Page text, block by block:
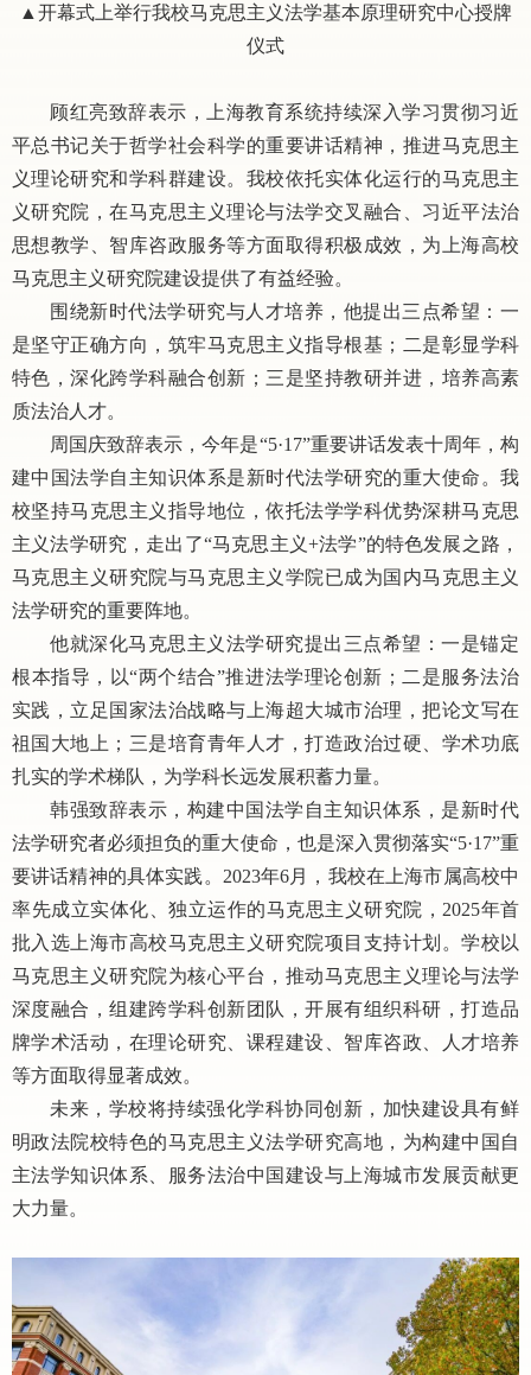
▲开幕式上举行我校马克思主义法学基本原理研究中心授牌
仪式
顾红亮致辞表示，上海教育系统持续深入学习贯彻习近
平总书记关于哲学社会科学的重要讲话精神，推进马克思主
义理论研究和学科群建设。我校依托实体化运行的马克思主
义研究院，在马克思主义理论与法学交叉融合、习近平法治
思想教学、智库咨政服务等方面取得积极成效，为上海高校
马克思主义研究院建设提供了有益经验。
围绕新时代法学研究与人才培养，他提出三点希望：一
是坚守正确方向，筑牢马克思主义指导根基；二是彰显学科
特色，深化跨学科融合创新；三是坚持教研并进，培养高素
质法治人才。
周国庆致辞表示，今年是“5·17”重要讲话发表十周年，构
建中国法学自主知识体系是新时代法学研究的重大使命。我
校坚持马克思主义指导地位，依托法学学科优势深耕马克思
主义法学研究，走出了“马克思主义+法学”的特色发展之路，
马克思主义研究院与马克思主义学院已成为国内马克思主义
法学研究的重要阵地。
他就深化马克思主义法学研究提出三点希望：一是锚定
根本指导，以“两个结合”推进法学理论创新；二是服务法治
实践，立足国家法治战略与上海超大城市治理，把论文写在
祖国大地上；三是培育青年人才，打造政治过硬、学术功底
扎实的学术梯队，为学科长远发展积蓄力量。
韩强致辞表示，构建中国法学自主知识体系，是新时代
法学研究者必须担负的重大使命，也是深入贯彻落实“5·17”重
要讲话精神的具体实践。2023年6月，我校在上海市属高校中
率先成立实体化、独立运作的马克思主义研究院，2025年首
批入选上海市高校马克思主义研究院项目支持计划。学校以
马克思主义研究院为核心平台，推动马克思主义理论与法学
深度融合，组建跨学科创新团队，开展有组织科研，打造品
牌学术活动，在理论研究、课程建设、智库咨政、人才培养
等方面取得显著成效。
未来，学校将持续强化学科协同创新，加快建设具有鲜
明政法院校特色的马克思主义法学研究高地，为构建中国自
主法学知识体系、服务法治中国建设与上海城市发展贡献更
大力量。